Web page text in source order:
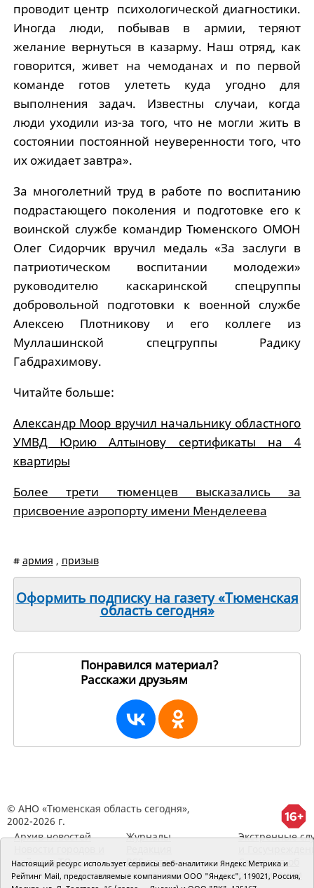
проводит центр психологической диагностики.
Иногда люди, побывав в армии, теряют
желание вернуться в казарму. Наш отряд, как
говорится, живет на чемоданах и по первой
команде готов улететь куда угодно для
выполнения задач. Известны случаи, когда
люди уходили из-за того, что не могли жить в
состоянии постоянной неуверенности того, что
их ожидает завтра».
За многолетний труд в работе по воспитанию
подрастающего поколения и подготовке его к
воинской службе командир Тюменского ОМОН
Олег Сидорчик вручил медаль «За заслуги в
патриотическом воспитании молодежи»
руководителю каскаринской спецруппы
добровольной подготовки к военной службе
Алексею Плотникову и его коллеге из
Муллашинской спецгруппы Радику
Габдрахимову.
Читайте больше:
Александр Моор вручил начальнику областного
УМВД Юрию Алтынову сертификаты на 4
квартиры
Более трети тюменцев высказались за
присвоение аэропорту имени Менделеева
# армия , призыв
Оформить подписку на газету «Тюменская
область сегодня»
Понравился материал?
Расскажи друзьям
© АНО «Тюменская область сегодня»,
2002-2026 г.
Архив новостей
районов ТО
Журналы
RSS поток
Экстренные
Сведения об
организации
Настоящий ресурс использует сервисы веб-аналитики Яндекс Метрика и
Рейтинг Mail, предоставляемые компаниями ООО "Яндекс", 119021, Россия,